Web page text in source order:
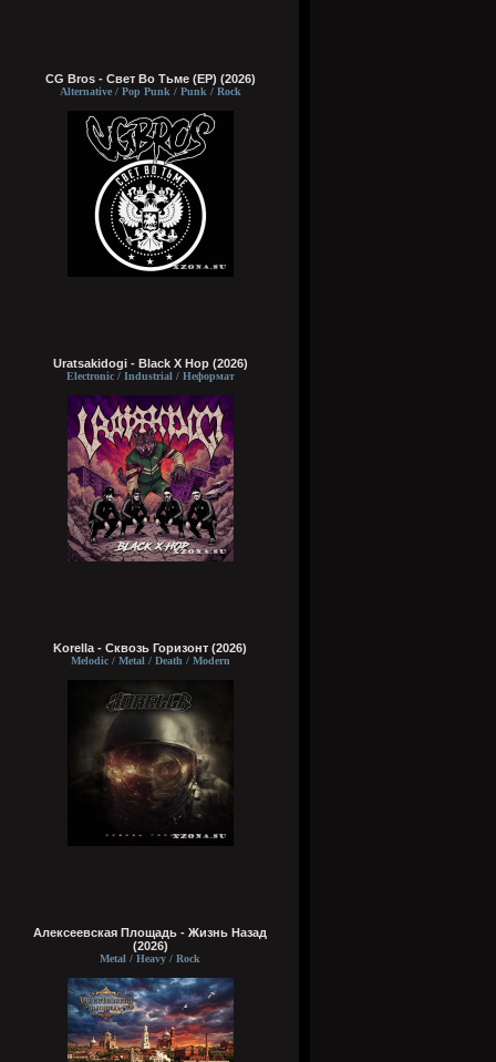
CG Bros - Свет Во Тьме (EP) (2026)
Alternative / Pop Punk / Punk / Rock
Uratsakidogi - Black X Hop (2026)
Electronic / Industrial / Неформат
Korella - Сквозь Горизонт (2026)
Melodic / Metal / Death / Modern
Алексеевская Площадь - Жизнь Назад
(2026)
Metal / Heavy / Rock